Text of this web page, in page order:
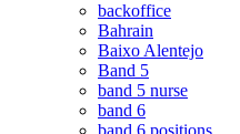
backoffice
Bahrain
Baixo Alentejo
Band 5
band 5 nurse
band 6
band 6 positions